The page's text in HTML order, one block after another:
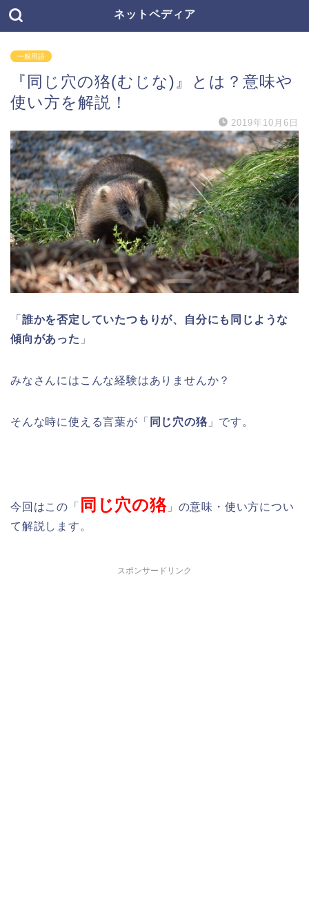
ネットペディア
一般用語
『同じ穴の狢(むじな)』とは？意味や
使い方を解説！
2019年10月6日
「 誰かを否定していたつもりが、自分にも同じような
傾向があった 」
みなさんにはこんな経験はありませんか？
そんな時に使える言葉が「 同じ穴の狢」です。
今回はこの「 同じ穴の狢」の意味・使い方につい
て解説します。
スポンサードリンク